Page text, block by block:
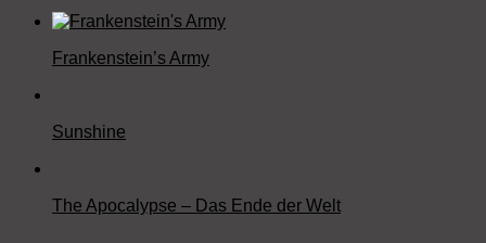
Frankenstein’s Army
Sunshine
The Apocalypse – Das Ende der Welt